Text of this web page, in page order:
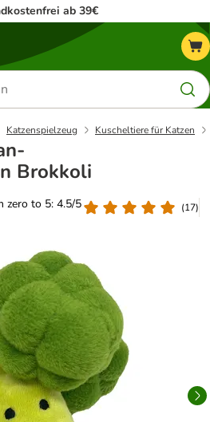
ab 39€
Katzenspielzeug Kuscheltiere für Katzen
Brokkoli
zero to 5: 4.5/5
(17)